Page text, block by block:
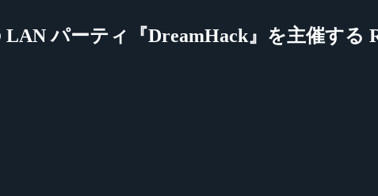
LAN パーティ『DreamHack』を主催する